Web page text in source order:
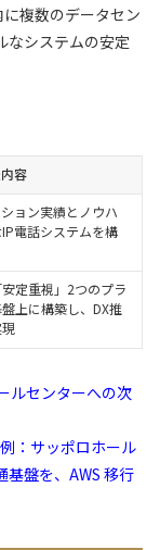
複数のデータセン
なシステムの安定
容
ョン実績とノウハ
電話システムを構
安定重視」2つのプラ
上に構築し、DX推
ルセンターへの次
：サッポロホール
基盤を、AWS 移行